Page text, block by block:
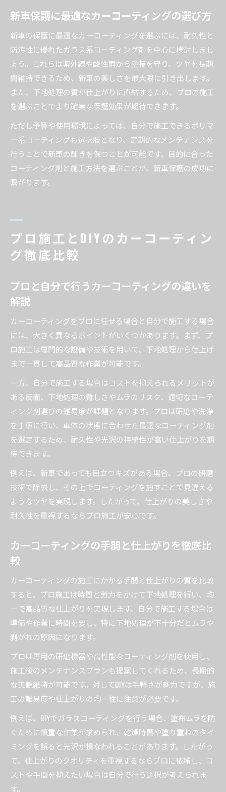
新車保護に最適なカーコーティングの選び方
新車の保護に最適なカーコーティングを選ぶには、耐久性と
防汚性に優れたガラス系コーティング剤を中心に検討しまし
ょう。これらは紫外線や酸性雨から塗装を守り、ツヤを長期
間維持できるため、新車の美しさを最大限に引き出します。
また、下地処理の質が仕上がりに直結するため、プロの施工
を選ぶことでより確実な保護効果が期待できます。
ただし予算や使用環境によっては、自分で施工できるポリマ
ー系コーティングも選択肢となり、定期的なメンテナンスを
行うことで新車の輝きを保つことが可能です。目的に合った
コーティング剤と施工方法を選ぶことが、新車保護の成功に
繋がります。
プロ施工とDIYのカーコーティン
グ徹底比較
プロと自分で行うカーコーティングの違いを
解説
カーコーティングをプロに任せる場合と自分で施工する場合
には、大きく異なるポイントがいくつかあります。まず、プ
ロ施工は専門的な設備や技術を用いて、下地処理から仕上げ
まで一貫して高品質な作業が可能です。
一方、自分で施工する場合はコストを抑えられるメリットが
ある反面、下地処理の難しさやムラのリスク、適切なコーテ
ィング剤選びの難易度が課題となります。プロは研磨や洗浄
を丁寧に行い、車体の状態に合わせた最適なコーティング剤
を選定するため、耐久性や光沢の持続性が高い仕上がりを期
待できます。
例えば、新車であっても目立つキズがある場合、プロの研磨
技術で除去し、その上でコーティングを施すことで見違える
ようなツヤを実現します。したがって、仕上がりの美しさや
耐久性を重視するならプロ施工が安心です。
カーコーティングの手間と仕上がりを徹底比
較
カーコーティングの施工にかかる手間と仕上がりの質を比較
すると、プロ施工は時間と労力をかけて下地処理を行い、均
一で高品質な仕上がりを実現します。自分で施工する場合は
準備や作業に時間を要し、特に下地処理が不十分だとムラや
剥がれの原因になります。
プロは専用の研磨機器や高性能なコーティング剤を使用し、
施工後のメンテナンスプランも提案してくれるため、長期的
な美観維持が可能です。対してDIYは手軽さが魅力ですが、施
工の難易度や仕上がりの均一性に注意が必要です。
例えば、DIYでガラスコーティングを行う場合、塗布ムラを防
ぐために慎重な作業が求められ、乾燥時間や塗り重ねのタイ
ミングを誤ると光沢が損なわれることがあります。したがっ
て、仕上がりのクオリティを重視するならプロに依頼し、コ
ストや手間を抑えたい場合は自分で行う選択が考えられま
す。